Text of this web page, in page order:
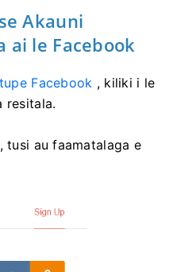
Akauni
ai le Facebook
Facebook , kiliki i le
resitala.
tusi au faamatalaga e